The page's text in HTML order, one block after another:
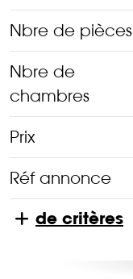
Nbre de pièces
Nbre de
chambres
Prix
Réf annonce
de critères